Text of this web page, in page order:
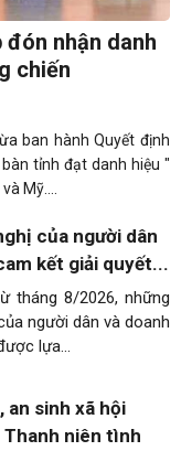
đón nhận danh
chiến
ban hành Quyết định
tỉnh đạt danh hiệu "
Mỹ....
của người dân
kết giải quyết...
tháng 8/2026, những
người dân và doanh
lựa...
an sinh xã hội
niên tình